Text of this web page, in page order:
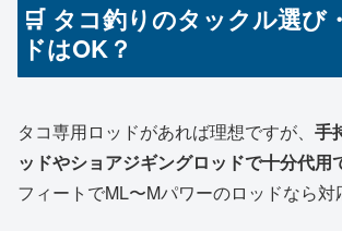
🛒 タコ釣りのタックル選び
ドはOK？
タコ専用ロッドがあれば理想ですが、 手
ッドやショアジギングロッドで十分代用
フィートでML〜Mパワーのロッドなら対